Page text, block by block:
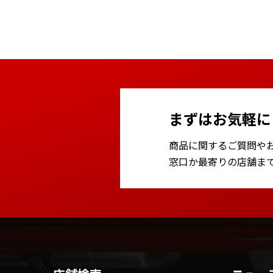
まずはお気軽
商品に関するご質問や
窓口か最寄りの店舗ま